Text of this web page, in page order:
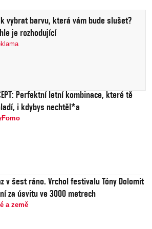
vybrat barvu, která vám bude slušet?
je rozhodující
Perfektní letní kombinace, které tě
i kdybys nechtěl*a
v šest ráno. Vrchol festivalu Tóny Dolomit
za úsvitu ve 3000 metrech
a země